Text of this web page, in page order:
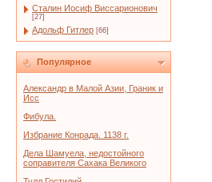
Сталин Иосиф Виссарионович
[27]
Адольф Гитлер [66]
Популярное
Александр в Малой Азии, Граник и
Исс
Фибула.
Избрание Конрада. 1138 г.
Дела Шамуела, недостойного
соправителя Сахака Великого